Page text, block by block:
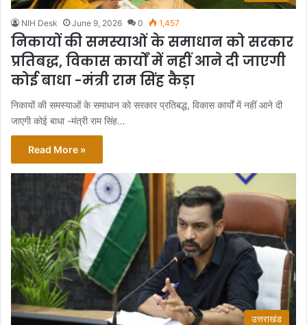
NIH Desk June 9, 2026 0 1,457
निकायों की समस्याओं के समाधान को सरकार
प्रतिबद्ध, विकास कार्यों में नहीं आने दी जाएगी
कोई बाधा -मंत्री राम सिंह कैड़ा
निकायों की समस्याओं के समाधान को सरकार प्रतिबद्ध, विकास कार्यों में नहीं आने दी
जाएगी कोई बाधा -मंत्री राम सिंह…
Read More »
उत्तराखंड